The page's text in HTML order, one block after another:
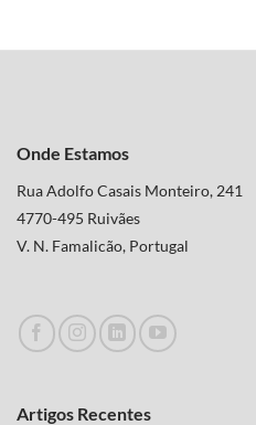
Onde Estamos
Rua Adolfo Casais Monteiro, 241
4770-495 Ruivães
V. N. Famalicão, Portugal
Artigos Recentes